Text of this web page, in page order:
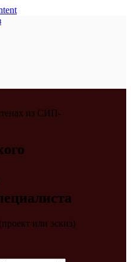
или эскиз)